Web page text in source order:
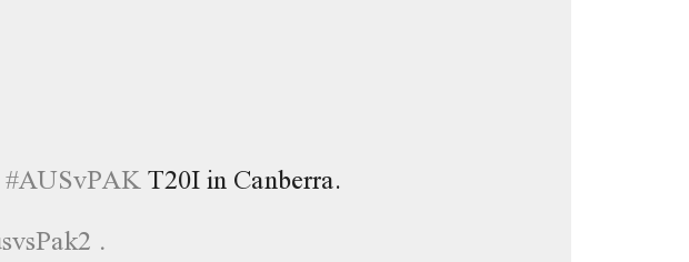
#AUSvPAKT20I in Canberra.